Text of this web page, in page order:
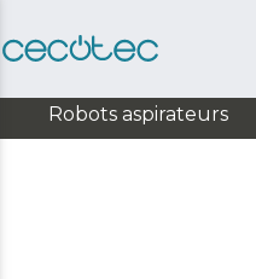
Robots aspirateurs